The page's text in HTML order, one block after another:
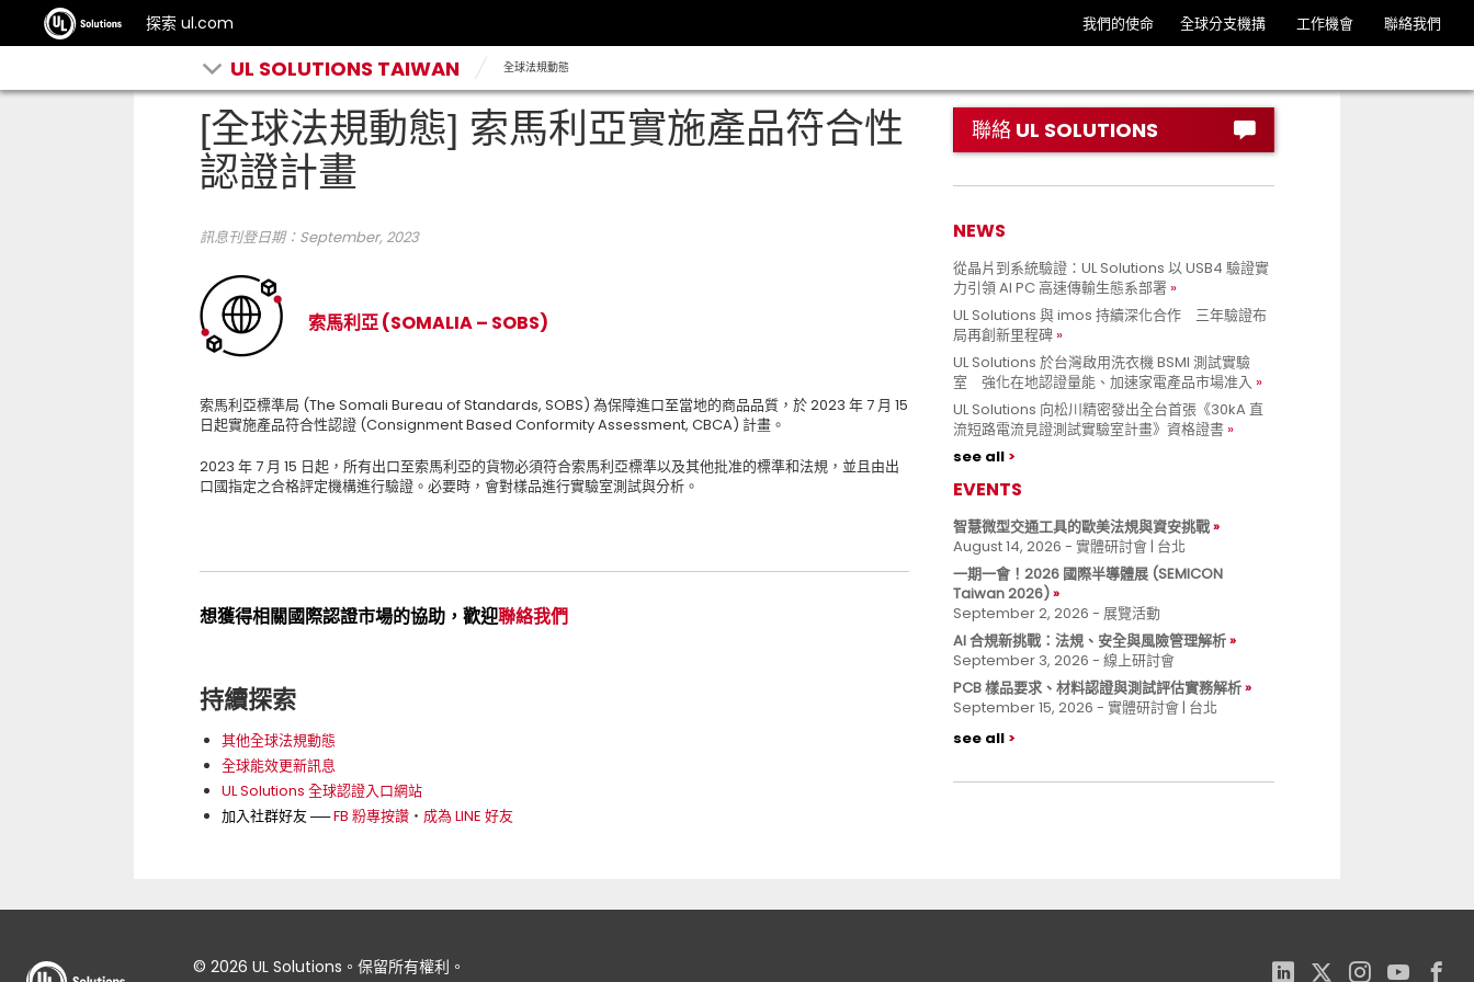
探索 ul.com 我們的使命 全球分支機搆 工作機會 聯絡我們
UL SOLUTIONS TAIWAN 全球法規動態
[全球法規動態] 索馬利亞實施產品符合性
認證計畫
訊息刊登日期：September, 2023
索馬利亞(SOMALIA– SOBS)
索馬利亞標準局 (The Somali Bureau of Standards, SOBS) 為保障進口至當地的商品品質，於2023 年7 月 15
日起實施產品符合性認證 (Consignment Based Conformity Assessment, CBCA) 計畫 。
2023 年7 月 15 日起，所有出口至索馬利亞的貨物必須符合索馬利亞標準以及其他批准的標準和法規，並且由出
口國指定之合格評定機構進行驗證。必要時，會對樣品進行實驗室測試與分析 。
想獲得相關國際認證市場的協助，歡迎聯絡我們
持續探索
其他全球法規動態
全球能效更新訊息
UL Solutions 全球認證入口網站
加入社群好友 ──FB 粉專按讚 ‧ 成為 LINE 好友
聯絡 UL SOLUTIONS
NEWS
從晶片到系統驗證：UL Solutions 以 USB4 驗證實
力引領 AI PC 高速傳輸生態系部署
UL Solutions 與 imos 持續深化合作 三年驗證布
局再創新里程碑
UL Solutions 於台灣啟用洗衣機 BSMI 測試實驗
室 強化在地認證量能、加速家電產品市場准入
UL Solutions 向松川精密發出全台首張《30kA 直
流短路電流見證測試實驗室計畫》資格證書
see all
EVENTS
智慧微型交通工具的歐美法規與資安挑戰
August 14, 2026 - 實體研討會 | 台北
一期一會！2026 國際半導體展 (SEMICON
Taiwan 2026)
September 2, 2026 - 展覽活動
AI 合規新挑戰：法規、安全與風險管理解析
September 3, 2026 - 線上研討會
PCB 樣品要求、材料認證與測試評估實務解析
September 15, 2026 - 實體研討會 | 台北
see all
© 2026 UL Solutions。保留所有權利。